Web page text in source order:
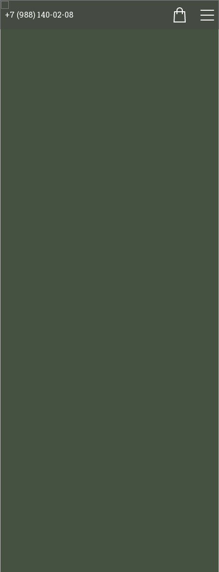
+7 (988) 140-02-08